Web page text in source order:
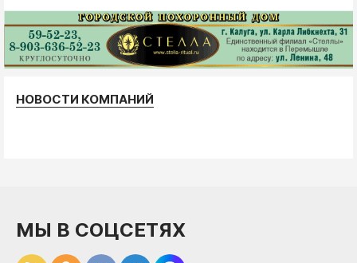
НОВОСТИ КОМПАНИЙ
МЫ В СОЦСЕТЯХ